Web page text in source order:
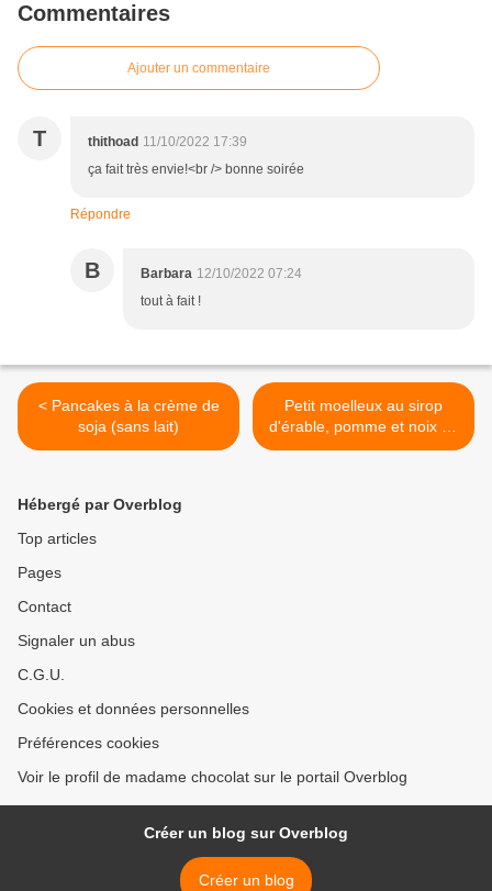
Commentaires
Ajouter un commentaire
T thithoad 11/10/2022 17:39
ça fait très envie!<br /> bonne soirée
Répondre
B Barbara 12/10/2022 07:24
tout à fait !
< Pancakes à la crème de
soja (sans lait)
Petit moelleux au sirop
d'érable, pomme et noix de
pécan >
Hébergé par Overblog
Top articles
Pages
Contact
Signaler un abus
C.G.U.
Cookies et données personnelles
Préférences cookies
Voir le profil de madame chocolat sur le portail Overblog
Créer un blog sur Overblog
Créer un blog